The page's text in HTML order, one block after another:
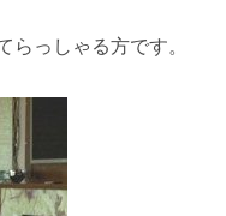
らっしゃる方です。